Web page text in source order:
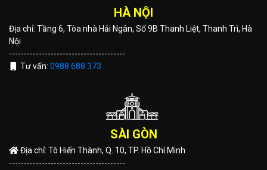
HÀ NỘI
Địa chỉ: Tầng 6, Tòa nhà Hải Ngân, Số 9B Thanh Liệt, Thanh Trì, Hà
Nội
---------------------------------------
Tư vấn: 0988 688 373
SÀI GÒN
Địa chỉ: Tô Hiến Thành, Q. 10, TP. Hồ Chí Minh
---------------------------------------